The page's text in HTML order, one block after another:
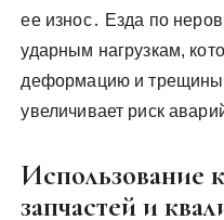
ее износ․ Езда по
ударным нагрузкам,
деформацию и
увеличивает риск
Использование
запчастей и